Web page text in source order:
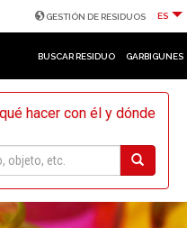
GESTIÓN DE RESIDUOS ES
BUSCAR RESIDUO GARBIGUNES
hacer con él y dónde